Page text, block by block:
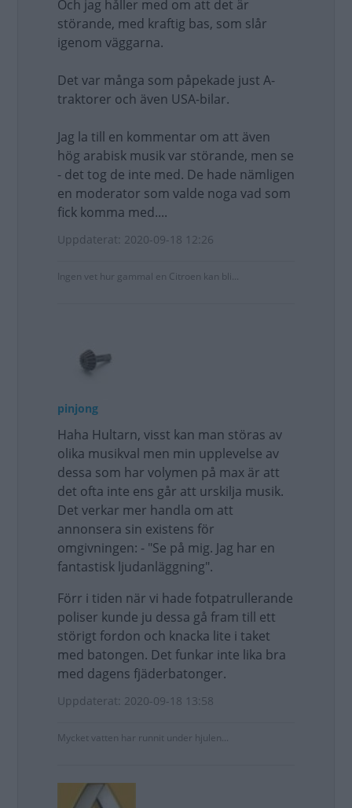
Och jag håller med om att det är
störande, med kraftig bas, som slår
igenom väggarna.
Det var många som påpekade just A-
traktorer och även USA-bilar.
Jag la till en kommentar om att även
hög arabisk musik var störande, men se
- det tog de inte med. De hade nämligen
en moderator som valde noga vad som
fick komma med....
Uppdaterat: 2020-09-18 12:26
Ingen vet hur gammal en Citroen kan bli...
pinjong
Haha Hultarn, visst kan man störas av
olika musikval men min upplevelse av
dessa som har volymen på max är att
det ofta inte ens går att urskilja musik.
Det verkar mer handla om att
annonsera sin existens för
omgivningen: - "Se på mig. Jag har en
fantastisk ljudanläggning".
Förr i tiden när vi hade fotpatrullerande
poliser kunde ju dessa gå fram till ett
störigt fordon och knacka lite i taket
med batongen. Det funkar inte lika bra
med dagens fjäderbatonger.
Uppdaterat: 2020-09-18 13:58
Mycket vatten har runnit under hjulen...